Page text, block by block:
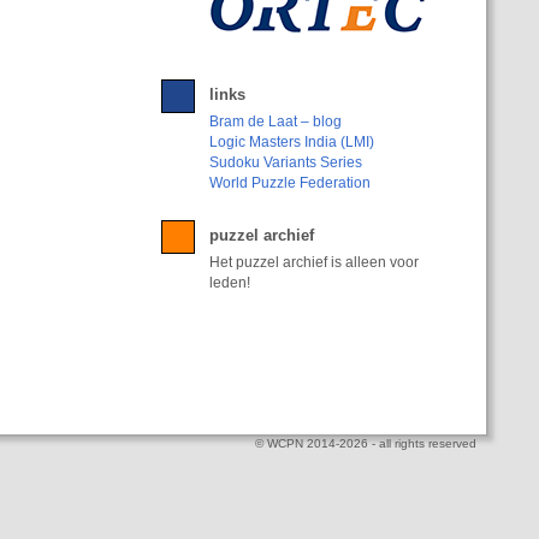
links
Bram de Laat – blog
Logic Masters India (LMI)
Sudoku Variants Series
World Puzzle Federation
puzzel archief
Het puzzel archief is alleen voor
leden!
© WCPN 2014-2026 - all rights reserved